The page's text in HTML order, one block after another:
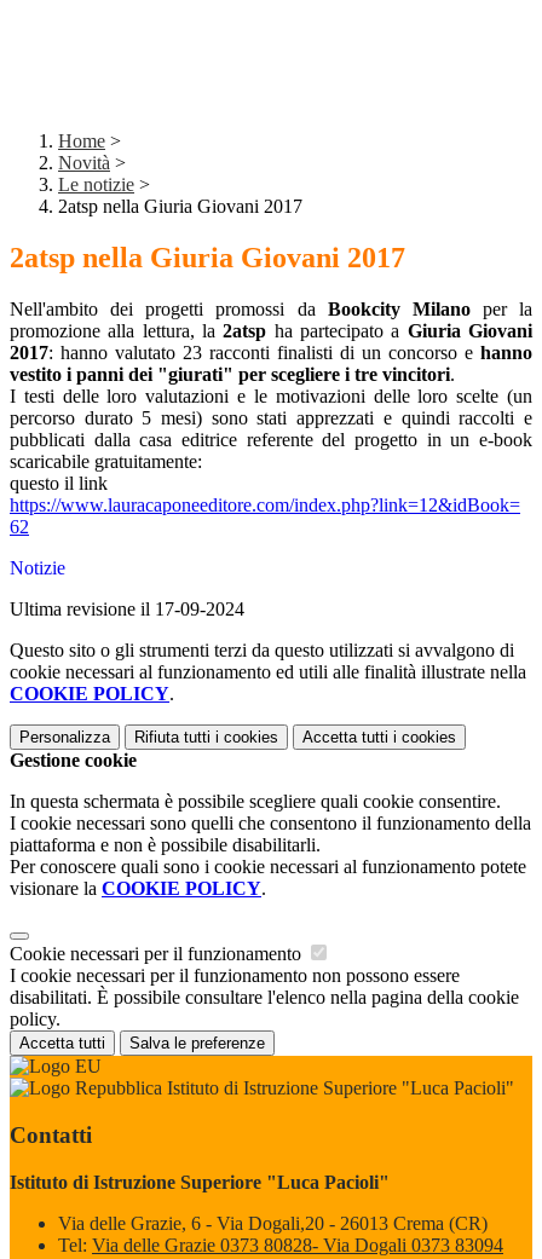
Home >
Novità >
Le notizie >
2atsp nella Giuria Giovani 2017
2atsp nella Giuria Giovani 2017
Nell'ambito dei progetti promossi da Bookcity Milanoper la
promozione alla lettura, la2atsp ha partecipato a Giuria Giovani
2017: hanno valutato 23 racconti finalisti di un concorso e hanno
vestito i panni dei "giurati" per scegliere i tre vincitori.
I testi delle loro valutazioni e le motivazioni delle loro scelte (un
percorso durato 5 mesi) sono stati apprezzati e quindi raccolti e
pubblicati dalla casa editrice referente del progetto in un e-book
scaricabile gratuitamente:
questo il link
https://www.lauracaponeeditore.com/index.php?link=12&idBook=
62
Notizie
Ultima revisione il 17-09-2024
Questo sito o gli strumenti terzi da questo utilizzati si avvalgono di
cookie necessari al funzionamento ed utili alle finalità illustrate nella
COOKIE POLICY.
Personalizza Rifiuta tutti i cookies Accetta tutti i cookies
Gestione cookie
In questa schermata è possibile scegliere quali cookie consentire.
I cookie necessari sono quelli che consentono il funzionamento della
piattaforma e non è possibile disabilitarli.
Per conoscere quali sono i cookie necessari al funzionamento potete
visionare la COOKIE POLICY.
Cookie necessari per il funzionamento
I cookie necessari per il funzionamento non possono essere
disabilitati. È possibile consultare l'elenco nella pagina della cookie
policy.
Accetta tutti Salva le preferenze
Istituto di Istruzione Superiore "Luca Pacioli"
Contatti
Istituto di Istruzione Superiore "Luca Pacioli"
Via delle Grazie, 6 - Via Dogali,20 - 26013 Crema (CR)
Tel: Via delle Grazie 0373 80828- Via Dogali 0373 83094